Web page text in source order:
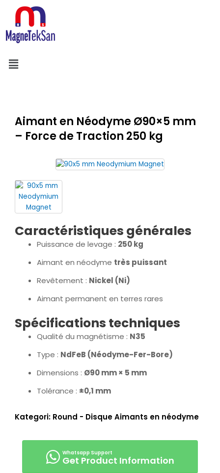
contenu
Menu
Aimant en Néodyme Ø90×5 mm
– Force de Traction 250 kg
Caractéristiques générales
Puissance de levage : 250 kg
Aimant en néodyme très puissant
Revêtement : Nickel (Ni)
Aimant permanent en terres rares
Spécifications techniques
Qualité du magnétisme : N35
Type : NdFeB (Néodyme-Fer-Bore)
Dimensions : Ø90 mm × 5 mm
Tolérance : ±0,1 mm
Kategori: Round - Disque Aimants en néodyme
Get Product Information